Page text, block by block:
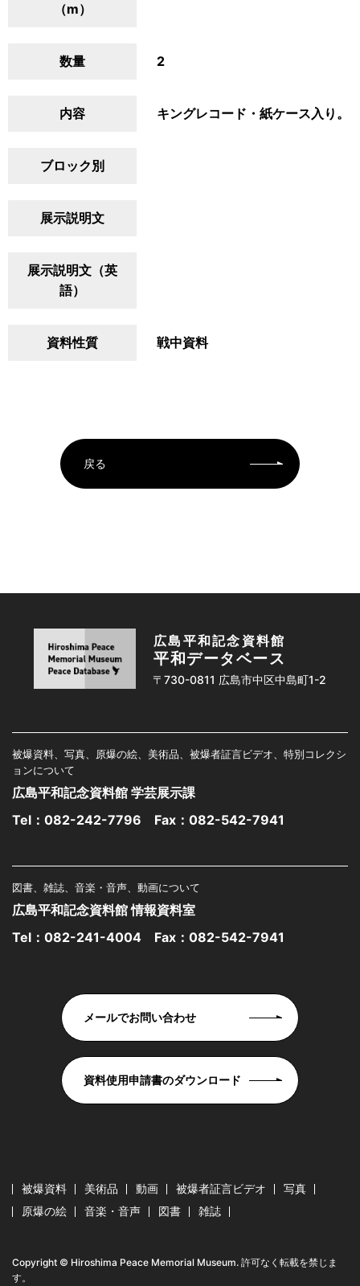
（m）
数量 2
内容 キングレコード・紙ケース入り。
ブロック別
展示説明文
展示説明文（英
語）
資料性質 戦中資料
戻る
広島平和記念資料館
平和データベース
〒730-0811 広島市中区中島町1-2
被爆資料、写真、原爆の絵、美術品、被爆者証言ビデオ、特別コレクシ
ョンについて
広島平和記念資料館 学芸展示課
Tel： 082-242-7796 Fax：082-542-7941
図書、雑誌、音楽・音声、動画について
広島平和記念資料館 情報資料室
Tel： 082-241-4004 Fax：082-542-7941
メールでお問い合わせ
資料使用申請書のダウンロード
被爆資料 美術品 動画 被爆者証言ビデオ
写真
原爆の絵
音楽・音声 図書 雑誌
Copyright © Hiroshima Peace Memorial Museum. 許可なく転載を禁じま
す。